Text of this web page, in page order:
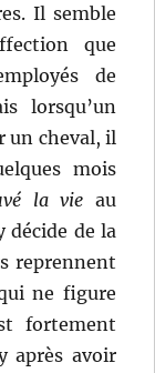
Il semble
que
de
lorsqu’un
un cheval, il
mois
la vie au
décide de la
reprennent
ne figure
fortement
après avoir